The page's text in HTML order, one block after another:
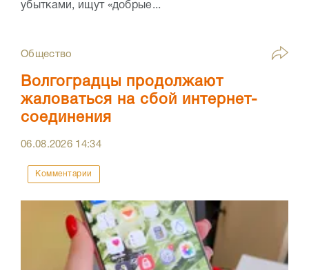
убытками, ищут «добрые...
Общество
Волгоградцы продолжают
жаловаться на сбой интернет-
соединения
06.08.2026 14:34
Комментарии